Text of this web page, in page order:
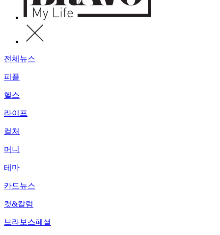
전체뉴스
피플
헬스
라이프
컬처
머니
테마
카드뉴스
컷&칼럼
브라보스페셜